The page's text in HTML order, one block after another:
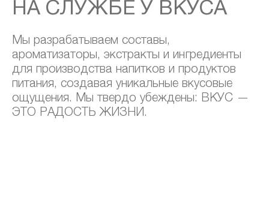
НА СЛУЖБЕ У ВКУСА
Мы разрабатываем составы,
ароматизаторы, экстракты и ингредиенты
для производства напитков и продуктов
питания, создавая уникальные вкусовые
ощущения. Мы твердо убеждены: ВКУС —
ЭТО РАДОСТЬ ЖИЗНИ.